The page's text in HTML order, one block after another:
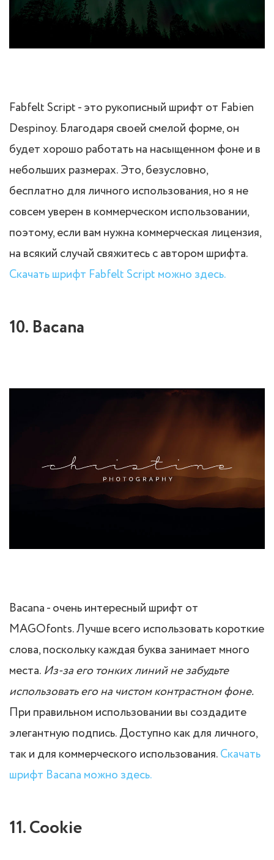
Fabfelt Script - это рукописный шрифт от Fabien
Despinoy. Благодаря своей смелой форме, он
будет хорошо работать на насыщенном фоне и в
небольших размерах. Это, безусловно,
бесплатно для личного использования, но я не
совсем уверен в коммерческом использовании,
поэтому, если вам нужна коммерческая лицензия,
на всякий случай свяжитесь с автором шрифта.
Скачать шрифт Fabfelt Script можно здесь.
10. Bacana
Bacana - очень интересный шрифт от
MAGOfonts. Лучше всего использовать короткие
слова, поскольку каждая буква занимает много
места. Из-за его тонких линий не забудьте
использовать его на чистом контрастном фоне.
При правильном использовании вы создадите
элегантную подпись. Доступно как для личного,
так и для коммерческого использования.Скачать
шрифт Bacana можно здесь.
11. Cookie